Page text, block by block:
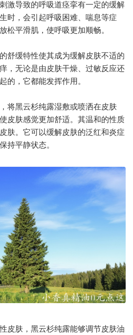
激导致的呼吸道痉挛有一定的缓解
时，会引起呼吸困难、喘息等症
松平滑肌，使呼吸更加顺畅。
舒缓特性使其成为缓解皮肤不适的
，无论是由皮肤干燥、过敏反应还
的，它都能发挥作用。
将黑云杉纯露湿敷或喷洒在皮肤
皮肤感觉更加舒适。其温和的性质
肤。它可以缓解皮肤的泛红和炎症
持平静状态。
皮肤，黑云杉纯露能够调节皮肤油